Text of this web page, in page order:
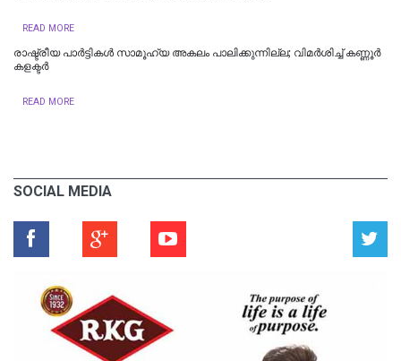
READ MORE
രാഷ്ട്രീയ പാർട്ടികള്‍ സാമൂഹ്യ അകലം പാലിക്കുന്നില്ല; വിമർശിച്ച് കണ്ണൂർ
കളക്ടർ
READ MORE
SOCIAL MEDIA